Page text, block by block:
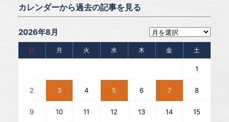
カレンダーから過去の記事を見る
2026年8月
日 月 火 水 木 金 土
1
2 3 4 5 6 7 8
9 10 11 12 13 14 15